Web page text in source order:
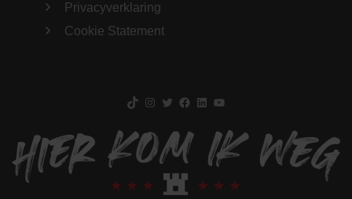
Privacyverklaring
Cookie Statement